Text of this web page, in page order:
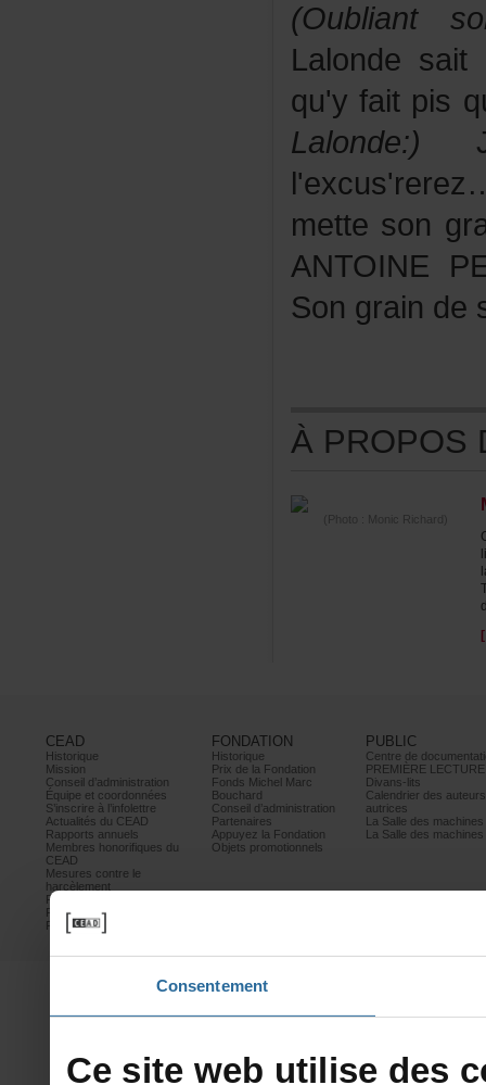
Consentement
Lalonde:)
(Photo:MonicRichard)
CEAD
Historique
Mission
Conseild’administration
Équipeetcoordonnées
S’inscrireàl’infolettre
ActualitésduCEAD
Rapportsannuels
Membreshonorifiquesdu
CEAD
Mesurescontrele
harcèlement
Politiquedeconfidentialité
Prixetconcours
Partenaires
FONDATION
Historique
PrixdelaFondation
FondsMichelMarc
Bouchard
Conseild’administration
Partenaires
AppuyezlaFondation
Objetspromotionnels
PUBLIC
PREMIÈRELECTURE
Divans-lits
autrices